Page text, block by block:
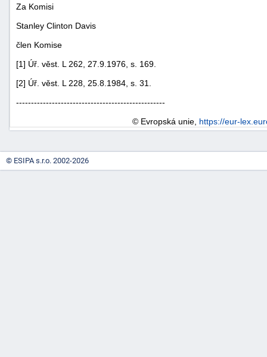
Za Komisi
Stanley Clinton Davis
člen Komise
[1] Úř. věst. L 262, 27.9.1976, s. 169.
[2] Úř. věst. L 228, 25.8.1984, s. 31.
--------------------------------------------------
© Evropská unie, https://eur-
© ESIPA s.r.o. 2002-2026